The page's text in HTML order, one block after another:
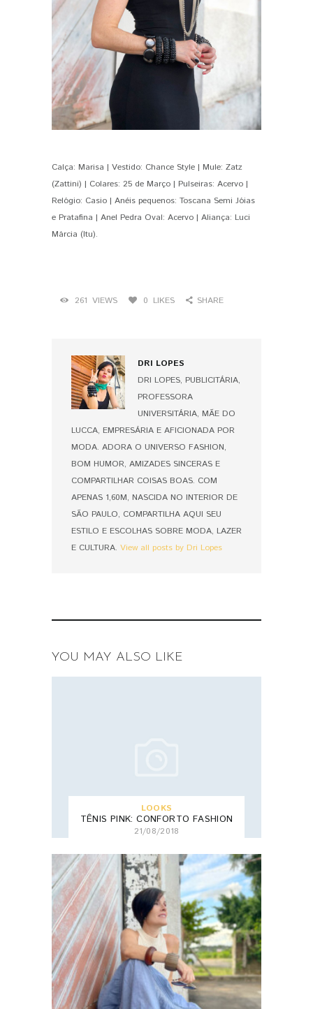
Calça: Marisa | Vestido: Chance Style | Mule: Zatz
(Zattini) | Colares: 25 de Março | Pulseiras: Acervo |
Relógio: Casio | Anéis pequenos: Toscana Semi Jóias
e Pratafina | Anel Pedra Oval: Acervo | Aliança: Luci
Márcia (Itu).
261 VIEWS 0 LIKES SHARE
DRI LOPES
DRI LOPES, PUBLICITÁRIA,
PROFESSORA
UNIVERSITÁRIA, MÃE DO
LUCCA, EMPRESÁRIA E AFICIONADA POR
MODA. ADORA O UNIVERSO FASHION,
BOM HUMOR, AMIZADES SINCERAS E
COMPARTILHAR COISAS BOAS. COM
APENAS 1,60M, NASCIDA NO INTERIOR DE
SÃO PAULO, COMPARTILHA AQUI SEU
ESTILO E ESCOLHAS SOBRE MODA, LAZER
E CULTURA. View all posts by Dri Lopes
YOU MAY ALSO LIKE
LOOKS
TÊNIS PINK: CONFORTO FASHION
21/08/2018